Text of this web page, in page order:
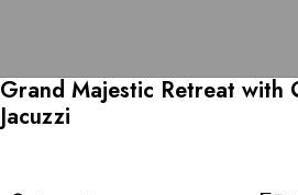
Grand Majestic Retreat with
Jacuzzi